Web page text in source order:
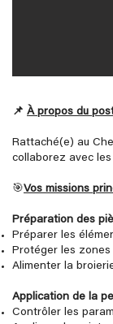
📌 À propos du
Rattaché(e) au
collaborez avec
🎯Vos missions
Préparation des
Préparer les
Protéger les zones
Alimenter la
Application de la
Contrôler les